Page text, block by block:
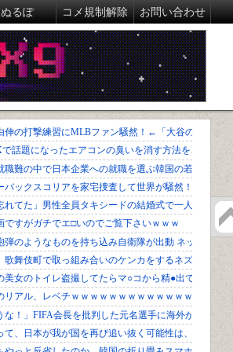
ぬるぽ コメ規制解除 お問い合わせ